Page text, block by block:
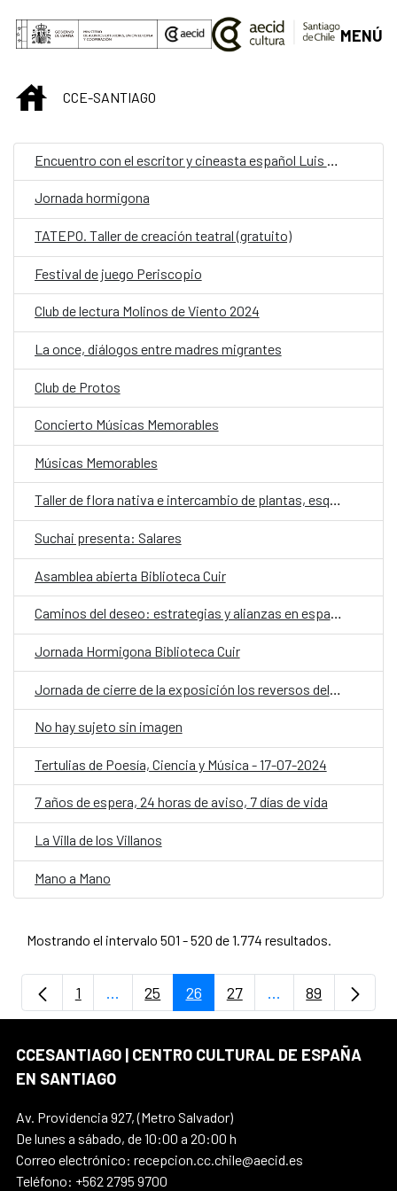
Saltar al contenido principal
MENÚ
INICIOCCE-SANTIAGO
Encuentro con el escritor y cineasta español Luis López Carrasco
Jornada hormigona
TATEPO. Taller de creación teatral (gratuito)
Festival de juego Periscopio
Club de lectura Molinos de Viento 2024
La once, diálogos entre madres migrantes
Club de Protos
Concierto Músicas Memorables
Músicas Memorables
Taller de flora nativa e intercambio de plantas, esquejes y semillas
Suchai presenta: Salares
Asamblea abierta Biblioteca Cuir
Caminos del deseo: estrategias y alianzas en espacios culturales no-institucionales
Jornada Hormigona Biblioteca Cuir
No hay sujeto sin imagen
Tertulias de Poesía, Ciencia y Música - 17-07-2024
7 años de espera, 24 horas de aviso, 7 días de vida
La Villa de los Villanos
Mano a Mano
Mostrando el intervalo 501 - 520 de 1.774 resultados.
Página
1 ...Páginas intermedias Use TAB para
Página
25 Página
26 Página
27 ...PáginasPágina
89
CCESANTIAGO | CENTRO CULTURAL DE ESPAÑA
EN SANTIAGO
Av. Providencia 927, (Metro Salvador)
De lunes a sábado, de 10:00 a 20:00 h
Correo electrónico: recepcion.cc.chile@aecid.es
Teléfono: +562 2795 9700